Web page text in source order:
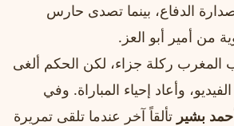
الدفاع، بينما تصدى حارس
من أمير أبو العز.
97 طلب المغرب ركلة جزاء، لكن الحكم ألغى
وأعاد إحياء المباراة. وفي
بشير تألقاً آخر عندما تلقى تمريرة